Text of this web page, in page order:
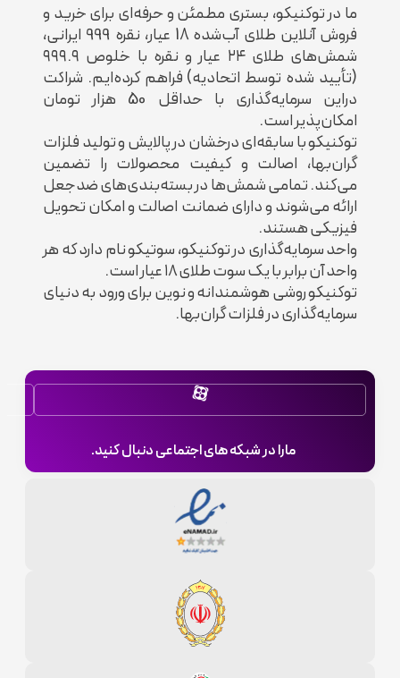
ما در توکنیکو، بستری مطمئن و حرفه‌ای برای خرید و
فروش آنلاین طلای آب‌شده 18 عیار، نقره 999 ایرانی،
شمش‌های طلای ۲۴ عیار و نقره با خلوص ۹۹۹.۹
(تأیید شده توسط اتحادیه) فراهم کرده‌ایم. شراکت
دراین سرمایه‌‌گذاری با حداقل 50 هزار تومان
امکان‌پذیر است.
توکنیکو با سابقه‌ای درخشان در پالایش و تولید فلزات
گران‌بها، اصالت و کیفیت محصولات را تضمین‌
می‌کند. تمامی شمش‌ها در بسته‌بندی‌های ضدجعل
ارائه می‌شوند و دارای ضمانت اصالت و امکان تحویل
فیزیکی هستند.
واحد سرمایه‌گذاری در توکنیکو، سوتیکو نام دارد که هر
واحد آن برابر با یک سوت طلای ۱۸ عیار است.
توکنیکو روشی هوشمندانه و نوین برای ورود به دنیای
سرمایه‌گذاری در فلزات گران‌بها.
مارا در شبکه های اجتماعی دنبال کنید.